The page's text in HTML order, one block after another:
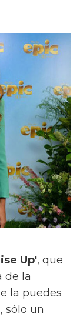
Up', que
de la
la puedes
sólo un